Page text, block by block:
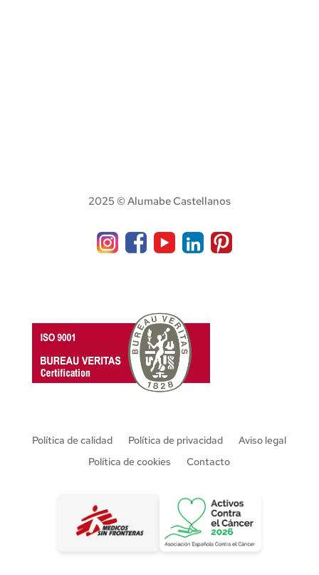
2025 © Alumabe Castellanos
Política de calidad Política de privacidad
Aviso legal
Política de cookies
Contacto